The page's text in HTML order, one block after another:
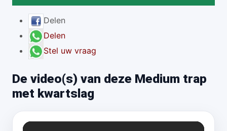
Delen
Delen
Stel uw vraag
De video(s) van deze Medium trap
met kwartslag